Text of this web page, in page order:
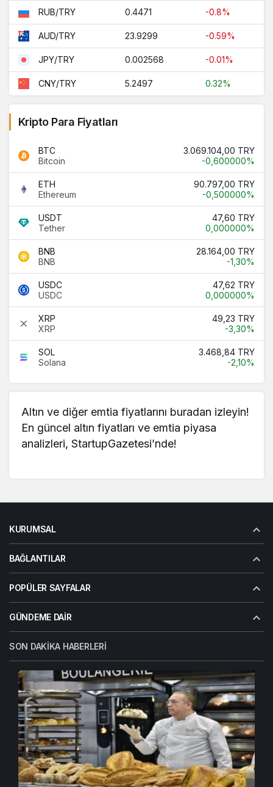
RUB/TRY 0.4471 -0.8%
AUD/TRY 23.9299 -0.59%
JPY/TRY 0.002568 -0.01%
CNY/TRY 5.2497 0.32%
Kripto Para Fiyatları
BTC
Bitcoin
3.069.104,00 TRY
-0,600000%
ETH
Ethereum
90.797,00 TRY
-0,500000%
USDT
Tether
47,60 TRY
0,000000%
BNB
BNB
28.164,00 TRY
-1,30%
USDC
USDC
47,62 TRY
0,000000%
XRP
XRP
49,23 TRY
-3,30%
SOL
Solana
3.468,84 TRY
-2,10%
Altın ve diğer emtia fiyatlarını buradan izleyin!
En güncel altın fiyatları ve emtia piyasa
analizleri, StartupGazetesi’nde!
KURUMSAL
BAĞLANTILAR
POPÜLER SAYFALAR
GÜNDEME DAIR
SON DAKIKA HABERLERI